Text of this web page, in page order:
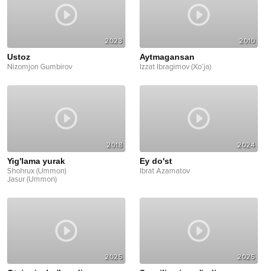
2023
Ustoz
Nizomjon Gumbirov
2010
Aytmagansan
Izzat Ibragimov (Xo‘ja)
2018
Yig'lama yurak
Shohrux (Ummon)
Jasur (Ummon)
2024
Ey do'st
Ibrat Azamatov
2025 2025